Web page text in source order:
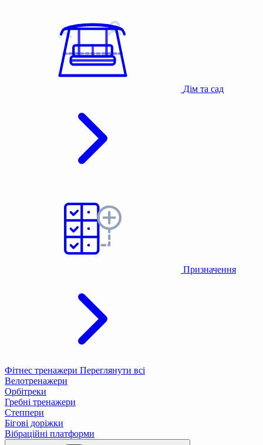
Дім та сад
Призначення
Фітнес тренажери Переглянути всі
Велотренажери
Орбітреки
Гребні тренажери
Степпери
Бігові доріжки
Вібраційні платформи